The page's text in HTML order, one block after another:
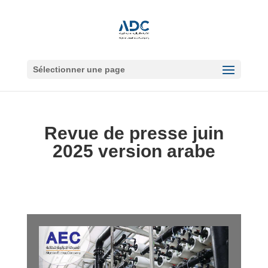
Sélectionner une page
Revue de presse juin
2025 version arabe